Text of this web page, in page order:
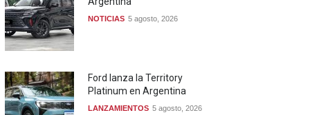
NOTICIAS 5 agosto, 2026
Ford lanza la Territory
Platinum en Argentina
LANZAMIENTOS 5 agosto, 2026